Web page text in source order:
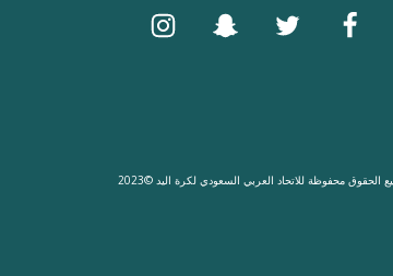
الحقوق محفوظة للاتحاد العربي السعودي لكرة اليد ©2023